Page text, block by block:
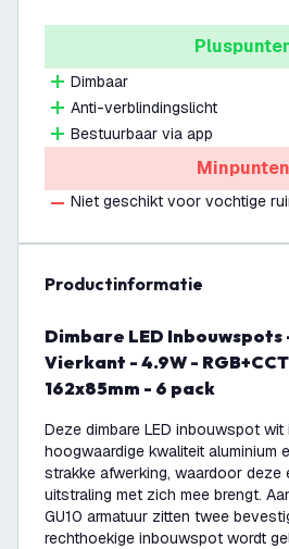
Dimbaar
Anti-verblindingslicht
Bestuurbaar via app
Minpunten
Niet geschikt voor vochtige
productinformatie
Dimbare LED Inbouwspots - Wit - Dubbel -
Vierkant - 4.9W -
162x85mm - 6 pack
Deze dimbare LED inbouwspot
hoogwaardige kwaliteit aluminium
strakke afwerking, waardoor deze
uitstraling met zich mee brengt.
GU10 armatuur zitten twee
rechthoekige inbouwspot wordt